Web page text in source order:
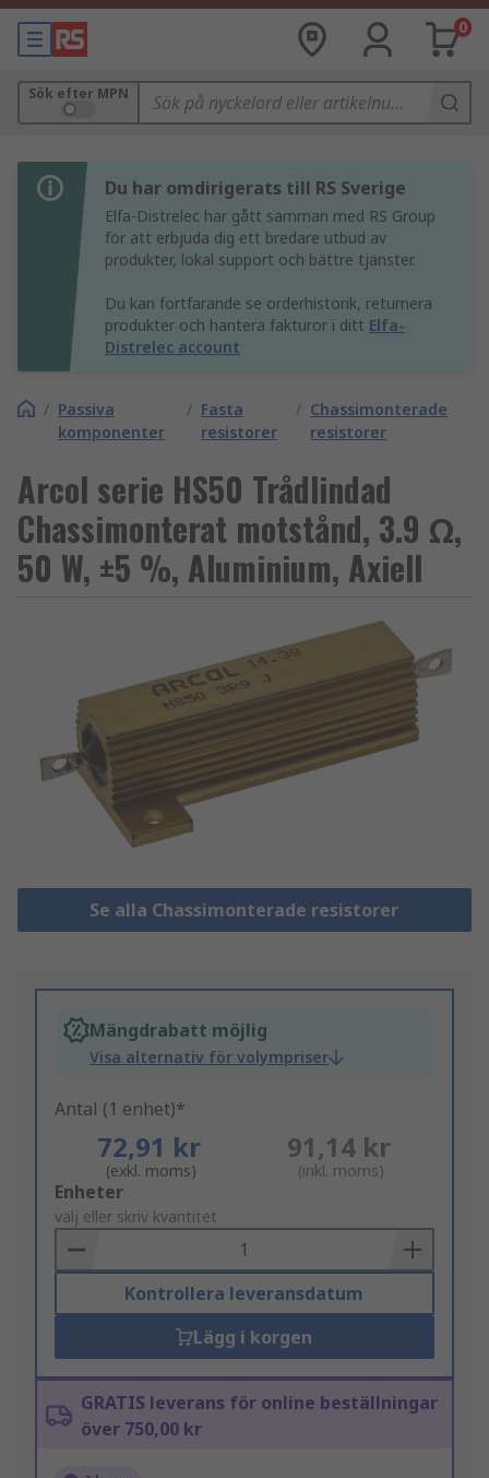
0
Sök efter MPN
Du har omdirigerats till RS Sverige
Elfa-Distrelec har gått samman med RS Group
för att erbjuda dig ett bredare utbud av
produkter, lokal support och bättre tjänster.
Du kan fortfarande se orderhistorik, returnera
produkter och hantera fakturor i ditt Elfa-
Distrelec account
/ Passiva
komponenter
/ Fasta
resistorer
/ Chassimonterade
resistorer
Arcol serie HS50 Trådlindad
Chassimonterat motstånd, 3.9 Ω,
50 W, ±5 %, Aluminium, Axiell
Se alla Chassimonterade resistorer
Mängdrabatt möjlig
Visa alternativ för volympriser
Antal (1 enhet)*
72,91 kr
(exkl. moms)
91,14 kr
(inkl. moms)
Add
to
Basket
Enheter
välj eller skriv kvantitet
Kontrollera leveransdatum
Lägg i korgen
GRATIS leverans för online beställningar
över 750,00 kr